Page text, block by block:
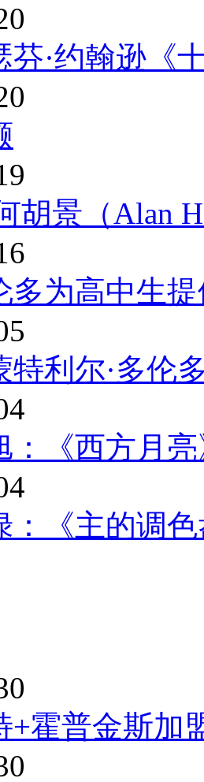
芬·约翰逊《
胡景（Alan
多为高中生
特利尔·多伦
：《西方月
：《主的调
+霍普金斯加